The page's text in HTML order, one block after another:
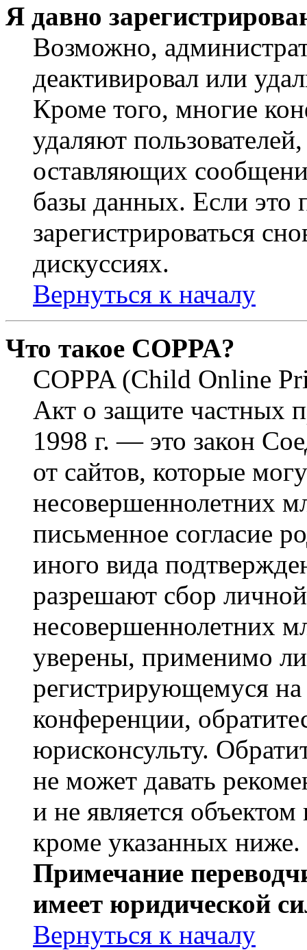
Я давно
Возможно,
деактивировал или
Кроме того, многие
удаляют
оставляющих
базы данных. Если это
зарегистрироваться
дискуссиях.
Вернуться к началу
Что такое COPPA?
COPPA (Child Online
Акт о защите частных
1998 г. — это закон
от сайтов, которые
несовершеннолетних
письменное согласие
иного вида
разрешают сбор
несовершеннолетних
уверены, применимо
регистрирующемуся
конференции,
юрисконсульту.
не может давать
и не является
кроме указанных ниже.
Примечание
имеет юридической
Вернуться к началу